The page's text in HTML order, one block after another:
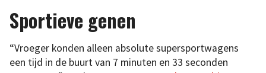
Sportieve genen
“Vroeger konden alleen absolute supersportwagens
een tijd in de buurt van 7 minuten en 33 seconden